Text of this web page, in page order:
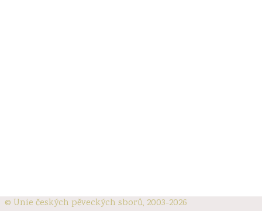
© Unie českých pěveckých sborů, 2003-2026